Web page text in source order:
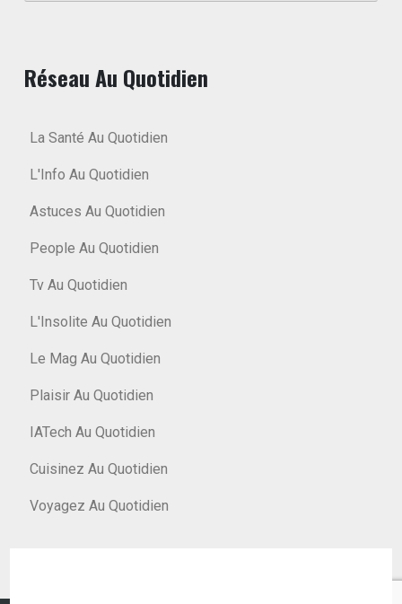
Réseau Au Quotidien
La Santé Au Quotidien
L'Info Au Quotidien
Astuces Au Quotidien
People Au Quotidien
Tv Au Quotidien
L'Insolite Au Quotidien
Le Mag Au Quotidien
Plaisir Au Quotidien
IATech Au Quotidien
Cuisinez Au Quotidien
Voyagez Au Quotidien